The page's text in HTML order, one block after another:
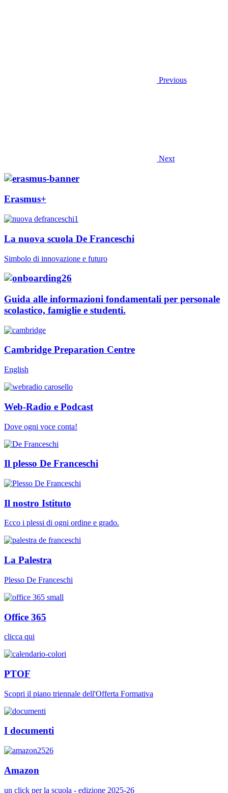
Previous
Next
Erasmus+
La nuova scuola De Franceschi
Simbolo di innovazione e futuro
Guida alle informazioni fondamentali per personale
scolastico, famiglie e studenti.
Cambridge Preparation Centre
English
Web-Radio e Podcast
Dove ogni voce conta!
Il plesso De Franceschi
Il nostro Istituto
Ecco i plessi di ogni ordine e grado.
La Palestra
Plesso De Franceschi
Office 365
clicca qui
PTOF
Scopri il piano triennale dell'Offerta Formativa
I documenti
Amazon
un click per la scuola - edizione 2025-26